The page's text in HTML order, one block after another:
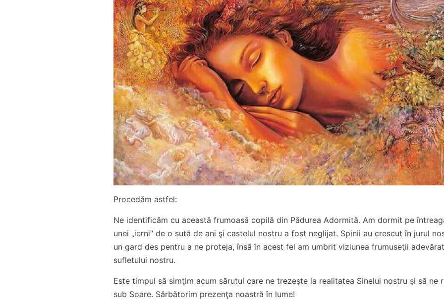
Procedăm astfel:
Ne identificăm cu această frumoasă copilă din Pădurea Adormită. Am dormit pe
unei „ierni“ de o sută de ani şi castelul nostru a fost neglijat. Spinii au crescut în jurul
un gard des pentru a ne proteja, însă în acest fel am umbrit viziunea frumuseţii
sufletului nostru.
Este timpul să simţim acum sărutul care ne trezeşte la realitatea Sinelui nostru şi să ne
sub Soare. Sărbătorim prezenţa noastră în lume!